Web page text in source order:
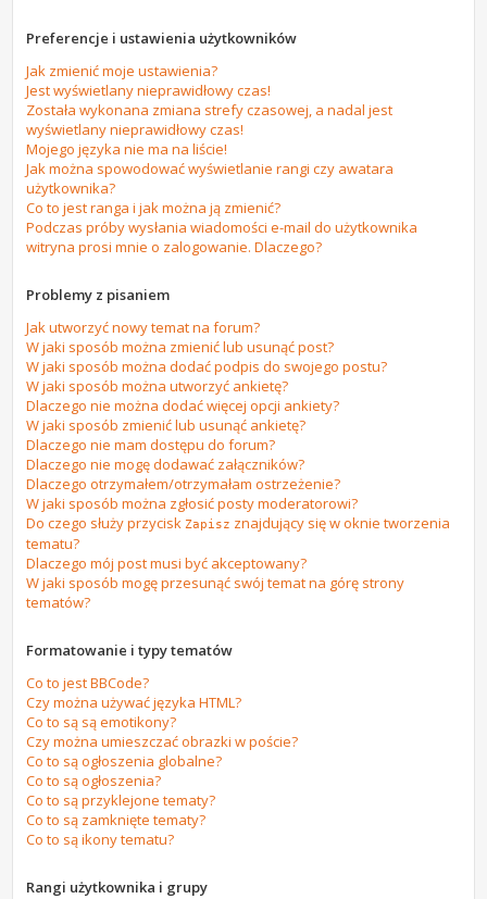
Preferencje i ustawienia użytkowników
Jak zmienić moje ustawienia?
Jest wyświetlany nieprawidłowy czas!
Została wykonana zmiana strefy czasowej, a nadal jest
wyświetlany nieprawidłowy czas!
Mojego języka nie ma na liście!
Jak można spowodować wyświetlanie rangi czy awatara
użytkownika?
Co to jest ranga i jak można ją zmienić?
Podczas próby wysłania wiadomości e-mail do użytkownika
witryna prosi mnie o zalogowanie. Dlaczego?
Problemy z pisaniem
Jak utworzyć nowy temat na forum?
W jaki sposób można zmienić lub usunąć post?
W jaki sposób można dodać podpis do swojego postu?
W jaki sposób można utworzyć ankietę?
Dlaczego nie można dodać więcej opcji ankiety?
W jaki sposób zmienić lub usunąć ankietę?
Dlaczego nie mam dostępu do forum?
Dlaczego nie mogę dodawać załączników?
Dlaczego otrzymałem/otrzymałam ostrzeżenie?
W jaki sposób można zgłosić posty moderatorowi?
Do czego służy przyciskZapisz znajdujący się w oknie tworzenia
tematu?
Dlaczego mój post musi być akceptowany?
W jaki sposób mogę przesunąć swój temat na górę strony
tematów?
Formatowanie i typy tematów
Co to jest BBCode?
Czy można używać języka HTML?
Co to są są emotikony?
Czy można umieszczać obrazki w poście?
Co to są ogłoszenia globalne?
Co to są ogłoszenia?
Co to są przyklejone tematy?
Co to są zamknięte tematy?
Co to są ikony tematu?
Rangi użytkownika i grupy